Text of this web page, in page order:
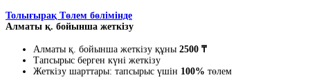
Толығырақ Төлем бөлімінде
Алматы қ. бойынша жеткізу
Алматы қ. бойынша жеткізу құны 2500 ₸
Тапсырыс берген күні жеткізу
Жеткізу шарттары: тапсырыс үшін 100% төлем